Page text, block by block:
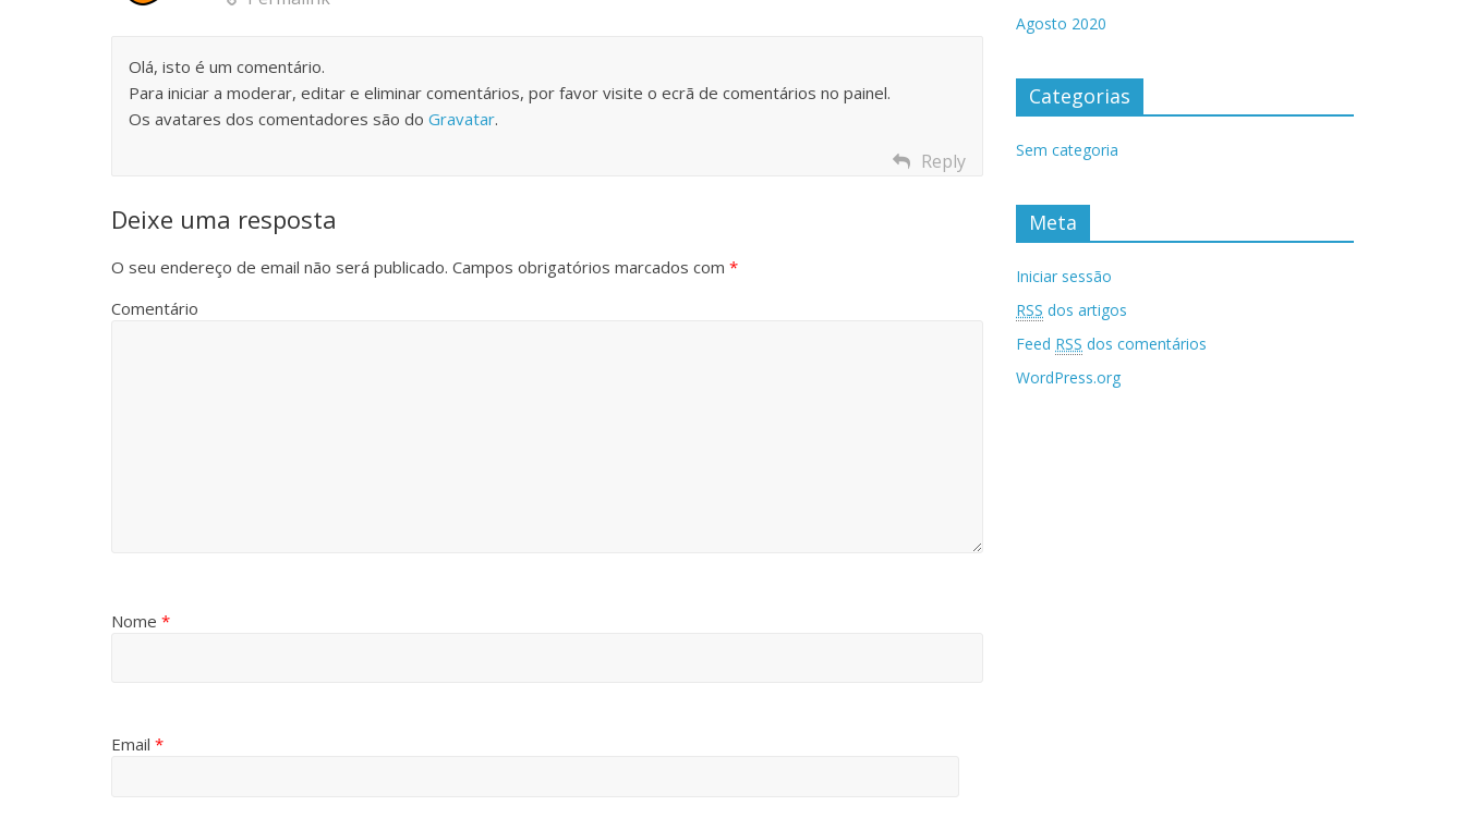
Olá, isto é um comentário.
Para iniciar a moderar, editar e eliminar comentários, por favor visite o ecrã de comentários no painel.
Os avatares dos comentadores são do Gravatar.
Reply
Deixe uma resposta
O seu endereço de email não será publicado. Campos obrigatórios marcados com *
Comentário
Nome *
Email *
Agosto 2020
Categorias
Sem categoria
Meta
Iniciar sessão
RSS dos artigos
Feed RSS dos comentários
WordPress.org